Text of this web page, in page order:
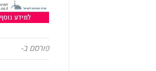
פורסם ב-